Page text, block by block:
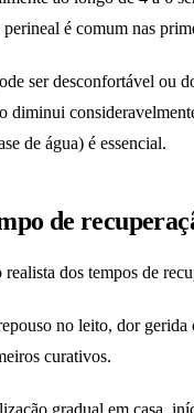
perineal é comum nas
ser desconfortável ou
diminui
de água) é essencial.
de
dos tempos de
no leito, dor gerida
curativos.
gradual em casa,